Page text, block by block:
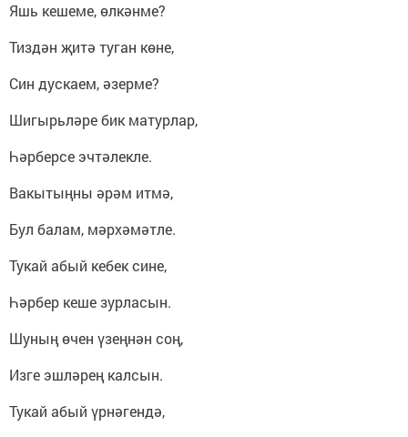
Яшь кешеме, өлкәнме?
Тиздән җитә туган көне,
Син дускаем, әзерме?
Шигырьләре бик матурлар,
Һәрберсе эчтәлекле.
Вакытыңны әрәм итмә,
Бул балам, мәрхәмәтле.
Тукай абый кебек сине,
Һәрбер кеше зурласын.
Шуның өчен үзеңнән соң,
Изге эшләрең калсын.
Тукай абый үрнәгендә,